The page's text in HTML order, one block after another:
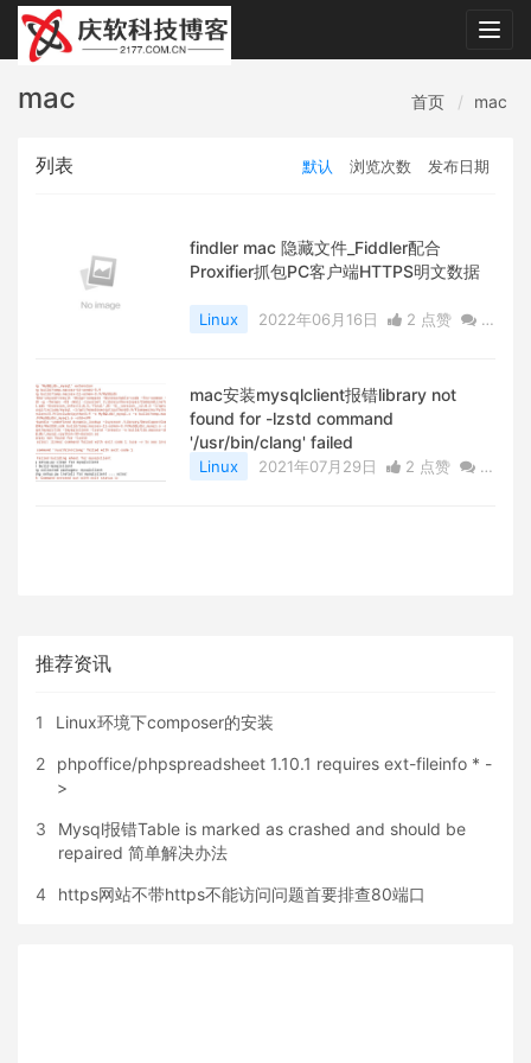
mac 首页 mac
列表 默认 浏览次数 发布日期
findler mac 隐藏文件_Fiddler配合
Proxifier抓包PC客户端HTTPS明文数据
Linux 2022年06月16日 2 点赞
0
mac安装mysqlclient报错library not
found for -lzstd command
'/usr/bin/clang' failed
Linux 2021年07月29日 2 点赞
0
推荐资讯
1 Linux环境下composer的安装
2
phpoffice/phpspreadsheet 1.10.1 requires ext-fileinfo * -
>
3
Mysql报错Table is marked as crashed and should be
repaired 简单解决办法
4 https网站不带https不能访问问题首要排查80端口